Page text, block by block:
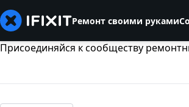
Ремонт своими руками
Присоединяйся к сообществу